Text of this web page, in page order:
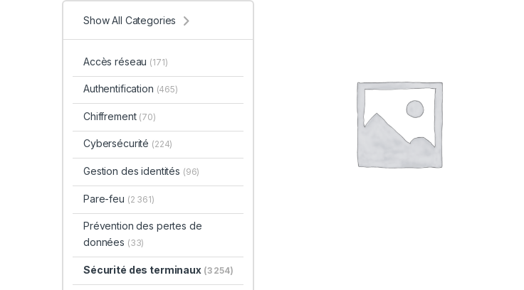
Show All Categories
Accès réseau (171)
Authentification (465)
Chiffrement (70)
Cybersécurité (224)
Gestion des identités (96)
Pare-feu (2 361)
Prévention des pertes de
données (33)
Sécurité des terminaux (3 254)